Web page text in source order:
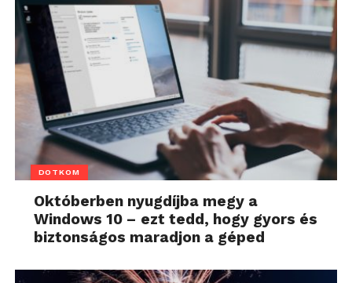
DOTKOM
Októberben nyugdíjba megy a
Windows 10 – ezt tedd, hogy gyors és
biztonságos maradjon a géped